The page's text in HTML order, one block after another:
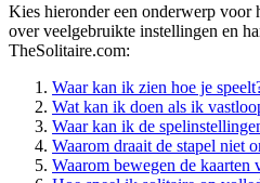
Kies hieronder een onderwerp voor
over veelgebruikte instellingen en
TheSolitaire.com:
Waar kan ik zien hoe je
Wat kan ik doen als ik
Waar kan ik de
Waarom draait de stapel niet
Waarom bewegen de kaarten